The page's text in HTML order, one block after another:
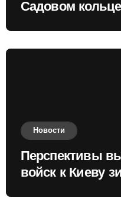
Садовом кольце
Новости
Перспективы
войск к Киеву